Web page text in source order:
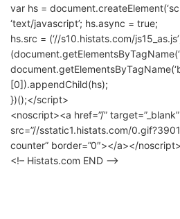
var hs =
‘text/javascript’; hs.async = true;
hs.src = (‘//s10.histats.com/
[0]).appendChild(hs);
})();</script>
<noscript><a href=”/”
src=”//sstatic1.histats.com/
counter” border=”0″></a></noscript>
<!– Histats.com END –>